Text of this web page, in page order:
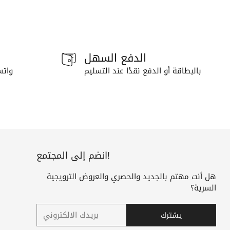
الدفع السهل
بالبطاقة أو الدفع نقدًا عند التسليم
انضم إلى المجتمع!
هل أنت مهتم بالجديد والحصري والعروض الترويجية
السرية؟
بريدك
الالكتروني يشترك